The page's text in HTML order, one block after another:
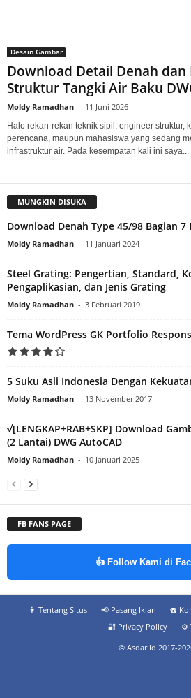
Desain Gambar
Download Detail Denah dan
Struktur Tangki Air Baku
Moldy Ramadhan - 11 Juni 2026
Halo rekan-rekan teknik sipil, engineer struktur,
perencana, maupun mahasiswa yang sedang
infrastruktur air. Pada kesempatan kali ini saya...
MUNGKIN DISUKA
Download Denah Type 45/98 Bagian 7
Moldy Ramadhan - 11 Januari 2024
Steel Grating: Pengertian, Standard,
Pengaplikasian, dan Jenis Grating
Moldy Ramadhan - 3 Februari 2019
Tema WordPress GK Portfolio
5 Suku Asli Indonesia Dengan
Moldy Ramadhan - 13 November 2017
√[LENGKAP+RAB+SKP] Download
(2 Lantai) DWG AutoCAD
Moldy Ramadhan - 10 Januari 2025
FB FANS PAGE
👍 Follow Kami di
👨‍ Tentang Situs 📢 Pasang Iklan ☎️
🔐 Privacy Policy
⚙️
© Asdar Id 2017-